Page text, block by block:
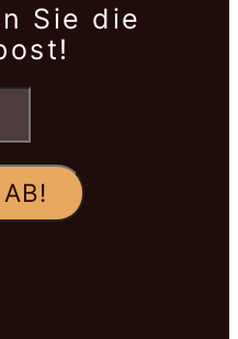
Sie die